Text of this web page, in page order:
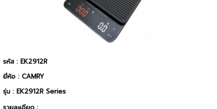
รหัส : EK2912R
ยี่ห้อ : CAMRY
รุ่น : EK2912R Series